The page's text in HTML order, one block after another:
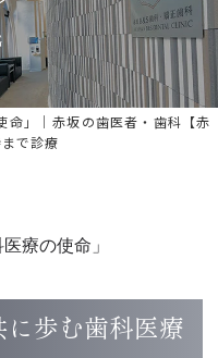
命」｜赤坂の歯医者・歯科【赤
で診療
療の使命」
│ 次の記事へ »
に歩む歯科医療